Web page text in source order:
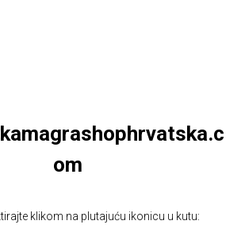
om
klikom na plutajuću ikonicu u kutu: